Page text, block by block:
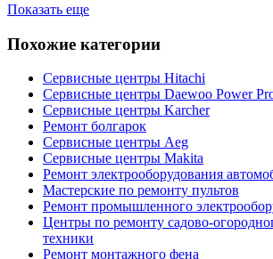
Показать еще
Похожие категории
Сервисные центры Hitachi
Сервисные центры Daewoo Power
Сервисные центры Karcher
Ремонт болгарок
Сервисные центры Aeg
Сервисные центры Makita
Ремонт электрооборудования
Мастерские по ремонту пультов
Ремонт промышленного
Центры по ремонту садово-
техники
Ремонт монтажного фена